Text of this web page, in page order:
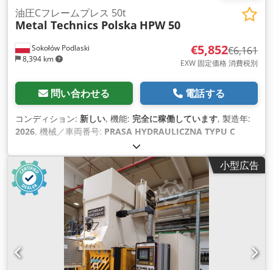
Sokołów Podlaski
8,394 km
油圧Cフレームプレス 50t
Metal Technics Polska HPW 50
€5,852€6,161
EXW 固定価格 消費税別
問い合わせる 電話する
コンディション: 新しい, 機能: 完全に稼働しています, 製造年:
2026, 機械／車両番号: PRASA HYDRAULICZNA TYPU C
4 キロワット (5.44 馬力)
400 V, 入力電流:8 A, 入力周波数:50 ヘルツ, 後進速度:18
mm/s, 加圧力:51 t, プレス速度:18 mm/s , ストローク長:200
mm, テーブル長さ: 500 mm, テーブル幅:400 mm
ュメント / マニュアル,
小型広告